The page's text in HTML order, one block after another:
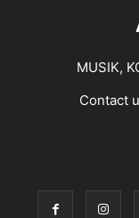
MUSIK,
Contact